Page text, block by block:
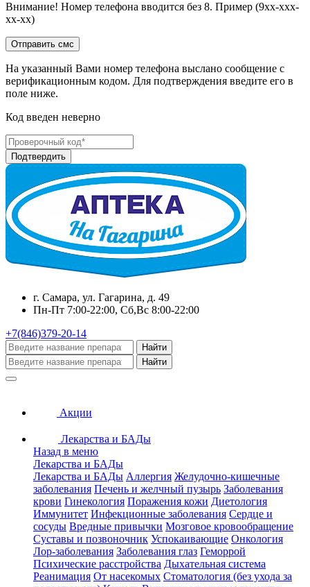
Внимание! Номер телефона вводится без 8. Пример (9хх-ххх-
хх-хх)
На указанный Вами номер телефона выслано сообщение с
верификационным кодом. Для подтверждения введите его в
поле ниже.
Код введен неверно
г. Самара, ул. Гагарина, д. 49
Пн-Пт 7:00-22:00, Сб,Вс 8:00-22:00
+7(846)379-20-14
Найти
Найти
Акции
Лекарства и БАДы
Назад в меню
Лекарства и БАДы
Лекарства и БАДы Аллергия Желудочно-кишечные
заболевания Печень и желчный пузырь Заболевания
крови Гинекология Поражения кожи Диетология
Иммунитет Инфекционные заболевания Сердце и
сосуды Вредные привычки Мозговое кровообращение
Суставы и позвоночник Успокаивающие Онкология
Лор-заболевания Заболевания глаз Геморрой
Психические расстройства Дыхательная система
Реанимация От насекомых Стоматология (без ухода за